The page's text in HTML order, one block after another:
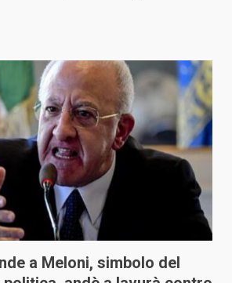
a Meloni, simbolo del